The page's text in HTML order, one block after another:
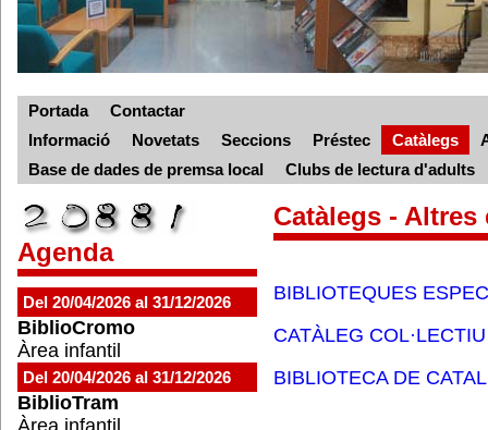
Portada
Contactar
Informació
Novetats Seccions Préstec Catàlegs
Base de dades de premsa local
Clubs de lectura d'adults
Agenda
Del 20/04/2026 al 31/12/2026
BiblioCromo
Àrea infantil
Del 20/04/2026 al 31/12/2026
BiblioTram
Àrea infantil
Catàlegs -
BIBLIOTEQUES
CATÀLEG
BIBLIOTECA DE